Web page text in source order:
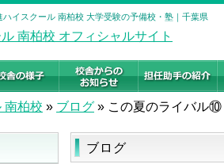
イスクール 南柏校 大学受験の予備校・塾｜千葉県
南柏校 » ブログ » この夏のライバル⑩
ブログ